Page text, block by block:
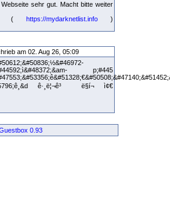
sehr gut. Macht bitte weiter
( https://mydarknetlist.info)
am 02. Aug 26, 05:09
p;#445
ê·¸ë¦¬ê³ ë§í¬ ì¢€
0.93